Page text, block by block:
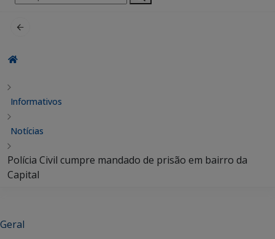
por:
Informativos
Notícias
Polícia Civil cumpre mandado de prisão em bairro da
Capital
Geral